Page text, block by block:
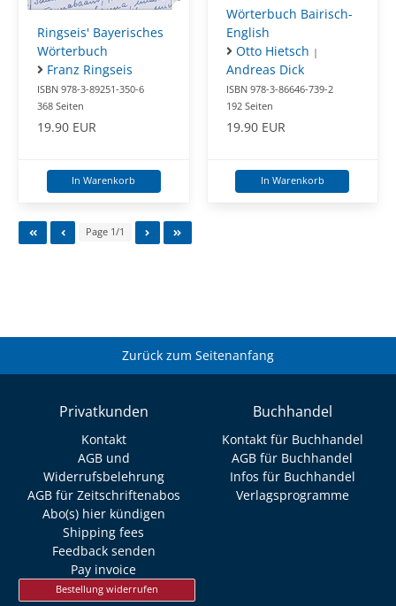
Ringseis' Bayerisches
Wörterbuch
Franz Ringseis
ISBN 978-3-89251-350-6
368 Seiten
19.90 EUR
In Warenkorb
Wörterbuch Bairisch-
English
Otto Hietsch |
Andreas Dick
ISBN 978-3-86646-739-2
192 Seiten
19.90 EUR
In Warenkorb
Page 1/1
Zurück zum Seitenanfang
Privatkunden
Kontakt
AGB und
Widerrufsbelehrung
AGB für Zeitschriftenabos
Abo(s) hier kündigen
Shipping fees
Feedback senden
Pay invoice
Bestellung widerrufen
Buchhandel
Kontakt für Buchhandel
AGB für Buchhandel
Infos für Buchhandel
Verlagsprogramme